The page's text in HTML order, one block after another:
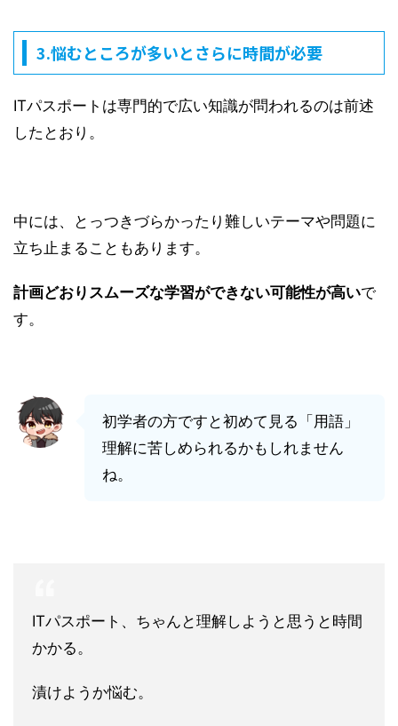
3.悩むところが多いとさらに時間が必要
ITパスポートは専門的で広い知識が問われるのは前述
したとおり。
中には、とっつきづらかったり難しいテーマや問題に
立ち止まることもあります。
計画どおりスムーズな学習ができない可能性が高いで
す。
初学者の方ですと初めて見る「用語」
理解に苦しめられるかもしれません
ね。
ITパスポート、ちゃんと理解しようと思うと時間
かかる。
漬けようか悩む。